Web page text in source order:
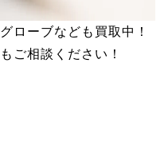
ローブなども買取中！
ご相談ください！